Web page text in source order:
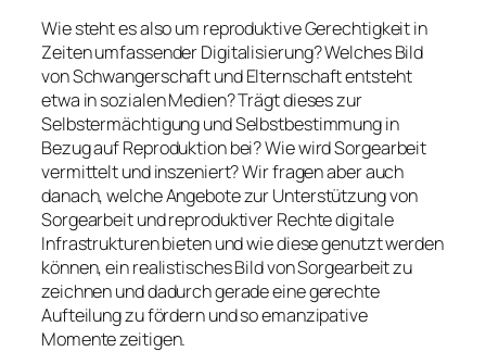
Wie steht es also um reproduktive Gerechtigkeit in
Zeiten umfassender Digitalisierung? Welches Bild
von Schwangerschaft und Elternschaft entsteht
etwa in sozialen Medien? Trägt dieses zur
Selbstermächtigung und Selbstbestimmung in
Bezug auf Reproduktion bei? Wie wird Sorgearbeit
vermittelt und inszeniert? Wir fragen aber auch
danach, welche Angebote zur Unterstützung von
Sorgearbeit und reproduktiver Rechte digitale
Infrastrukturen bieten und wie diese genutzt werden
können, ein realistisches Bild von Sorgearbeit zu
zeichnen und dadurch gerade eine gerechte
Aufteilung zu fördern und so emanzipative
Momente zeitigen.